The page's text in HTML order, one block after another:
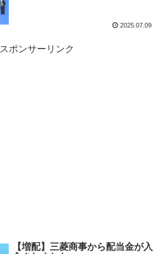
2025.07.09
スポンサーリンク
【増配】三菱商事から配当金が入